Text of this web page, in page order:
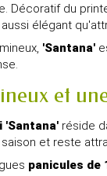
Décoratif du
élégant
'Santana'
et
'Santana' réside
et reste
panicules de